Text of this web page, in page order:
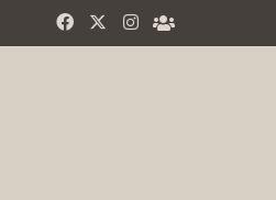
FacebookInstagram
64'LER